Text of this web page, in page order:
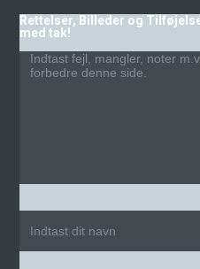
Rettelser, Billeder og
med tak!